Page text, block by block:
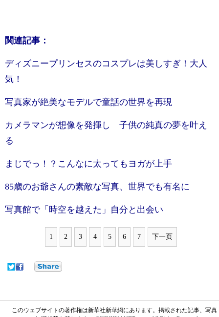
関連記事：
ディズニープリンセスのコスプレは美しすぎ！大人
気！
写真家が絶美なモデルで童話の世界を再現
カメラマンが想像を発揮し 子供の純真の夢を叶え
る
まじでっ！？こんなに太ってもヨガが上手
85歳のお爺さんの素敵な写真、世界でも有名に
写真館で「時空を越えた」自分と出会い
1 2 3 4 5 6 7 下一页
このウェブサイトの著作権は新華社新華網にあります。掲載された記事、写真